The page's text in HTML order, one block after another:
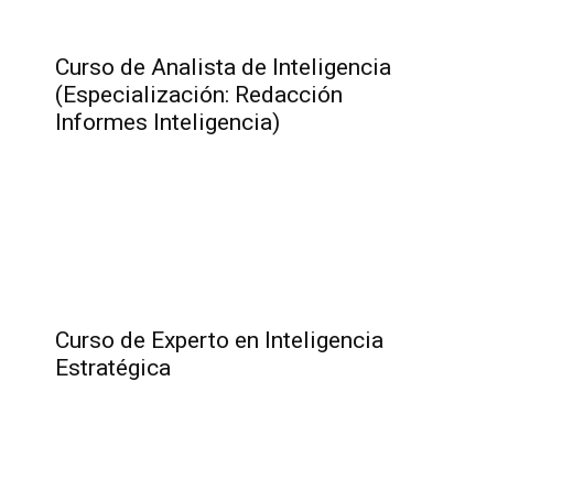
Curso de Analista de Inteligencia
(Especialización: Redacción
Informes Inteligencia)
Curso de Experto en Inteligencia
Estratégica